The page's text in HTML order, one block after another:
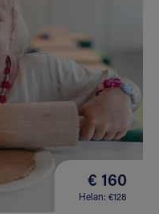
€ 160
Helan: €128